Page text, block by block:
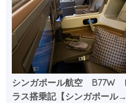
シンガポール航空 B77W
ラス搭乗記【シンガポール→